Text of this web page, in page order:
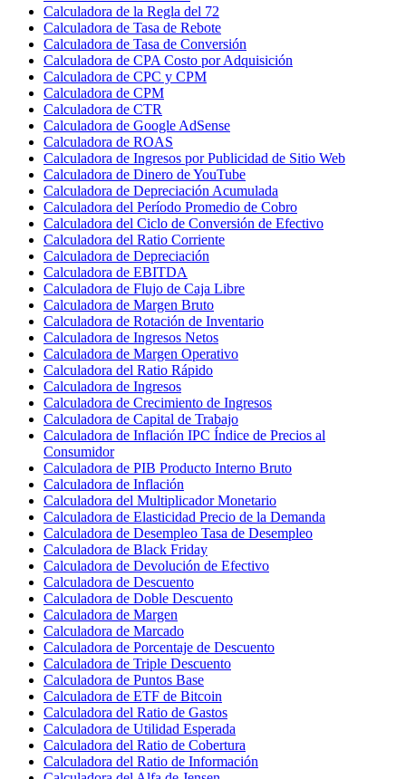
Calculadora de la Regla del 72
Calculadora de Tasa de Rebote
Calculadora de Tasa de Conversión
Calculadora de CPA Costo por Adquisición
Calculadora de CPC y CPM
Calculadora de CPM
Calculadora de CTR
Calculadora de Google AdSense
Calculadora de ROAS
Calculadora de Ingresos por Publicidad de Sitio Web
Calculadora de Dinero de YouTube
Calculadora de Depreciación Acumulada
Calculadora del Período Promedio de Cobro
Calculadora del Ciclo de Conversión de Efectivo
Calculadora del Ratio Corriente
Calculadora de Depreciación
Calculadora de EBITDA
Calculadora de Flujo de Caja Libre
Calculadora de Margen Bruto
Calculadora de Rotación de Inventario
Calculadora de Ingresos Netos
Calculadora de Margen Operativo
Calculadora del Ratio Rápido
Calculadora de Ingresos
Calculadora de Crecimiento de Ingresos
Calculadora de Capital de Trabajo
Calculadora de Inflación IPC Índice de Precios al
Consumidor
Calculadora de PIB Producto Interno Bruto
Calculadora de Inflación
Calculadora del Multiplicador Monetario
Calculadora de Elasticidad Precio de la Demanda
Calculadora de Desempleo Tasa de Desempleo
Calculadora de Black Friday
Calculadora de Devolución de Efectivo
Calculadora de Descuento
Calculadora de Doble Descuento
Calculadora de Margen
Calculadora de Marcado
Calculadora de Porcentaje de Descuento
Calculadora de Triple Descuento
Calculadora de Puntos Base
Calculadora de ETF de Bitcoin
Calculadora del Ratio de Gastos
Calculadora de Utilidad Esperada
Calculadora del Ratio de Cobertura
Calculadora del Ratio de Información